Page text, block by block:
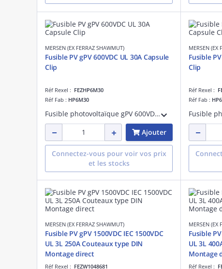
MERSEN (EX FERRAZ SHAWMUT)
Fusible PV gPV 600VDC UL 30A Capsule
Clip
Réf Rexel : FEZHP6M30
Réf Fab : HP6M30
Fusible photovoltaïque gPV 600VDC UL 30A Avec Capsule Pour Clip
Ajouter
Connectez-vous pour voir vos prix
et les stocks
MERSEN (EX
Fusible
Clip
Réf Rexel :
Réf Fab :
MERSEN (EX FERRAZ SHAWMUT)
Fusible PV gPV 1500VDC IEC 1500VDC
UL 3L 250A Couteaux type DIN
Montage direct
Réf Rexel : FEZW1048681
MERSEN (EX
Fusible
UL 3L
Montage
Réf Rexel :